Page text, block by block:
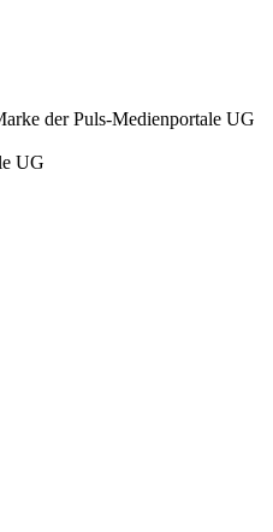
der Puls-Medienportale UG
UG